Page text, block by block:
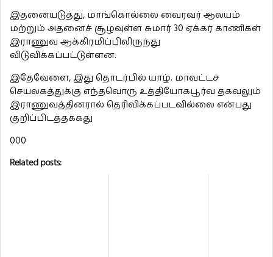
இதனையடுத்து, மாங்கொல்லை வைரவர் ஆலயம்
மற்றும் அதனைச் சூழவுள்ள சுமார் 30 ஏக்கர் காணிகள்
இராணுவ ஆக்கிரமிப்பிலிருந்து
விடுவிக்கப்பட்டுள்ளன.
இதேவேளை, இது தொடர்பில் யாழ். மாவட்டச்
செயலகத்துக்கு எந்தவொரு உத்தியோகபூர்வ தகவலும்
இராணுவத்தினரால் தெரிவிக்கப்படவில்லை என்பது
குறிப்பிடத்தக்கது
000
Related posts: